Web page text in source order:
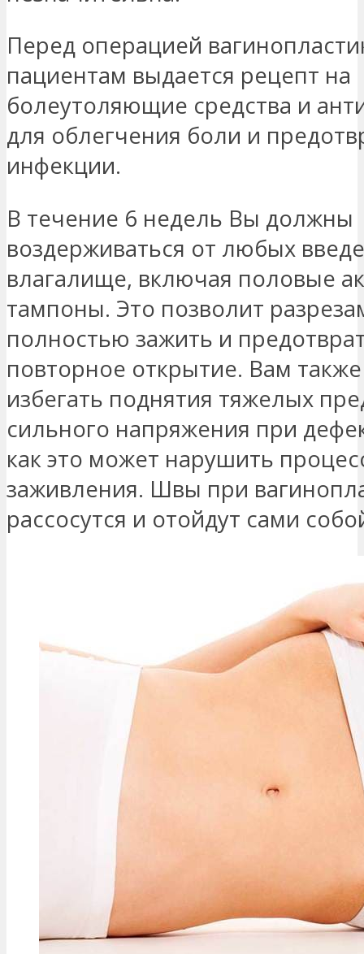
Перед операцией
пациентам выдается рецепт на
болеутоляющие средства и
для облегчения боли и
инфекции.
В течение 6 недель Вы должны
воздерживаться от любых
влагалище, включая половые
тампоны. Это позволит
полностью зажить и
повторное открытие. Вам
избегать поднятия тяжелых
сильного напряжения при
как это может нарушить
заживления. Швы при
рассосутся и отойдут сами